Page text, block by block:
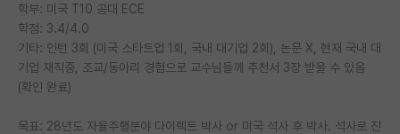
석박사 채용 정보 게시판
임용 정보 게시판
학부 인턴 게시판
취업 게시판
학부: 미국 T10 공대 ECE
학점: 3.4/4.0
기타: 인턴 3회 (미국 스타트업 1회, 국내 대기업 2회), 논문 X, 현재 국내 대
기업 재직중, 조교/동아리 경험으로 교수님들께 추천서 3장 받을 수 있음
(확인 완료)
목표: 28년도 자율주행분야 다이렉트 박사 or 미국 석사 후 박사. 석사로 진